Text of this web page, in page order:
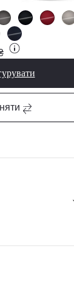
(089)металік (1L6)
Сірий, металік (1M6)
металік (6X7)
Темно-синій, металік
RAV4 Active